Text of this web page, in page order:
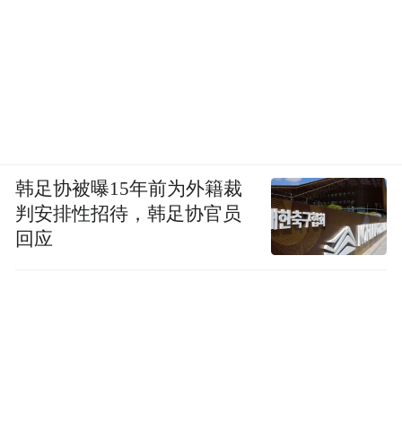
韩足协被曝15年前为外籍裁
判安排性招待，韩足协官员
回应